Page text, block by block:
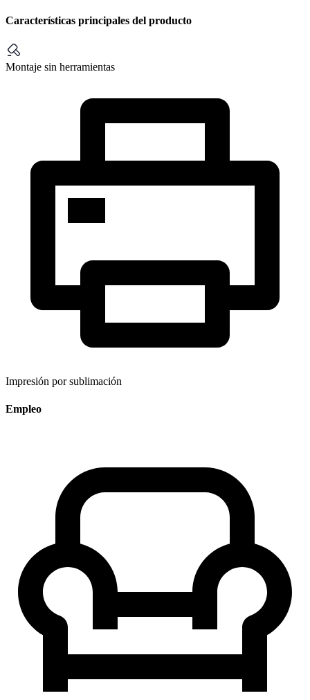
Características principales del producto
Montaje sin herramientas
Impresión por sublimación
Empleo